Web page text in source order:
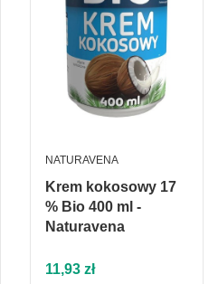
Krem kokosowy 17
% Bio 400 ml -
Naturavena
PRODUCENT
NATURAVENA
Cena
11,93 zł